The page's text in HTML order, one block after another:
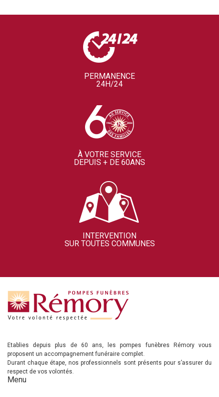
PERMANENCE
24H/24
À VOTRE SERVICE
DEPUIS + DE 60ANS
INTERVENTION
SUR TOUTES COMMUNES
Etablies depuis plus de 60 ans, les pompes funèbres Rémory vous
proposent un accompagnement funéraire complet.
Durant chaque étape, nos professionnels sont présents pour s’assurer du
respect de vos volontés.
Menu